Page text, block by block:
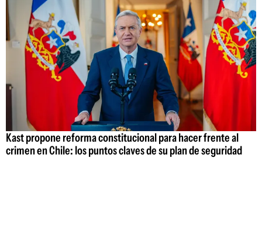
Kast propone reforma constitucional para hacer frente al
crimen en Chile: los puntos claves de su plan de seguridad